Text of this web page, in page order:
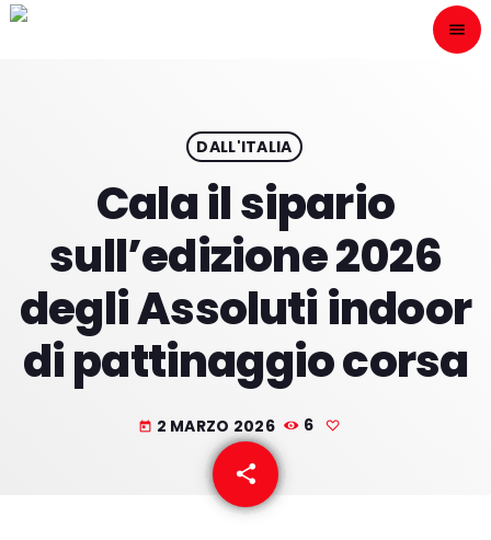
menu
HOME
NUESTRAS FRECUENCIAS
DALL'ITALIA
Cala il sipario
sull’edizione 2026
degli Assoluti indoor
di pattinaggio corsa
today 2 MARZO 2026 6
share
email